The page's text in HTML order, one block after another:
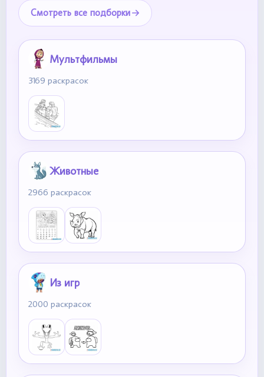
Смотреть все подборки
Мультфильмы
3169 раскрасок
Животные
2966 раскрасок
Из игр
2000 раскрасок